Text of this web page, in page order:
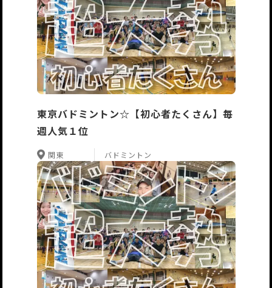
東京バドミントン☆【初心者たくさん】毎
週人気１位
関東 バドミントン